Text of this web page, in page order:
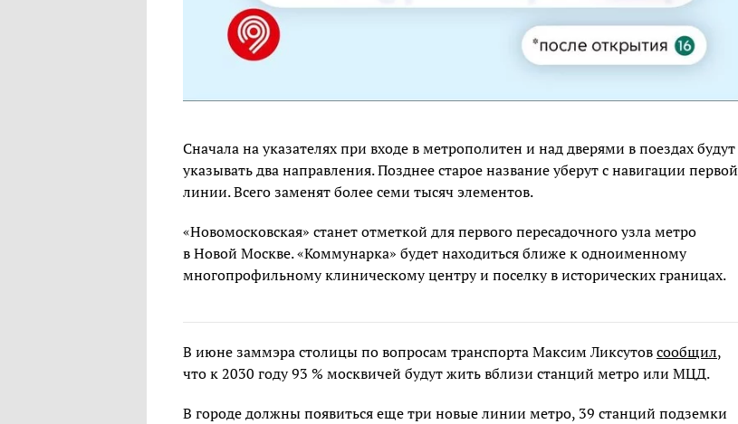
Сначала на указателях при входе в метрополитен и над дверями в поездах будут
указывать два направления. Позднее старое название уберут с навигации первой
линии. Всего заменят более семи тысяч элементов.
«Новомосковская» станет отметкой для первого пересадочного узла метро
в Новой Москве. «Коммунарка» будет находиться ближе к одноименному
многопрофильному клиническому центру и поселку в исторических границах.
В июне заммэра столицы по вопросам транспорта Максим Ликсутовсообщил,
что к 2030 году 93 % москвичей будут жить вблизи станций метро или МЦД.
В городе должны появиться еще три новые линии метро, 39 станций подземки